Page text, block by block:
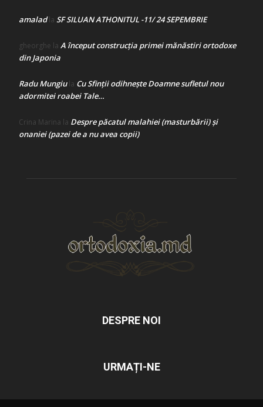
amaladla SF SILUAN ATHONITUL -11/ 24 SEPEMBRIE
gheorghe la A început construcţia primei mănăstiri ortodoxe
din Japonia
Radu Mungiula Cu Sfinții odihnește Doamne sufletul nou
adormitei roabei Tale…
Crina Marina la Despre păcatul malahiei (masturbării) şi
onaniei (pazei de a nu avea copii)
DESPRE NOI
URMAȚI-NE